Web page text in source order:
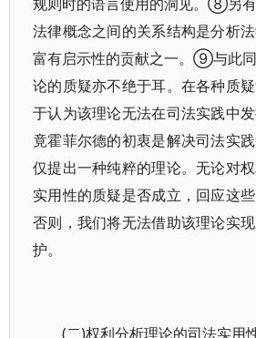
法律概念之间的关系结构是分析
富有启示性的贡献之一。⑨与此
论的质疑亦不绝于耳。在各种质
于认为该理论无法在司法实践中
竟霍菲尔德的初衷是解决司法实
仅提出一种纯粹的理论。无论对
实用性的质疑是否成立，回应这
否则，我们将无法借助该理论实
护。
(二)权利分析理论的司法实用